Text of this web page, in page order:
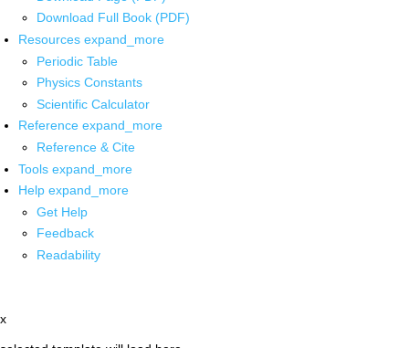
Download Full Book (PDF)
Resources expand_more
Periodic Table
Physics Constants
Scientific Calculator
Reference expand_more
Reference & Cite
Tools expand_more
Help expand_more
Get Help
Feedback
Readability
x